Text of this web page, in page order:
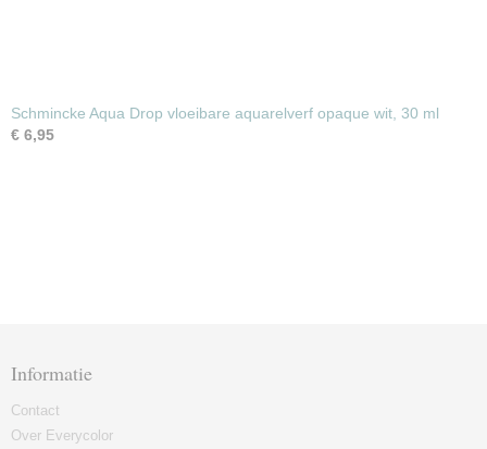
Schmincke Aqua Drop vloeibare aquarelverf opaque wit, 30 ml
€ 6,95
Informatie
Contact
Over Everycolor